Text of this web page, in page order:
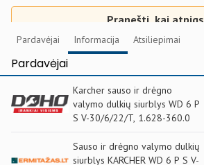
Pranešti, kai atpigs
Pardavėjai Informacija Atsiliepimai
Pardavėjai
Karcher sauso ir drėgno
valymo dulkių siurblys WD 6 P
S V-30/6/22/T, 1.628-360.0
Sauso ir drėgno valymo dulkių
siurblys KARCHER WD 6 P S V-